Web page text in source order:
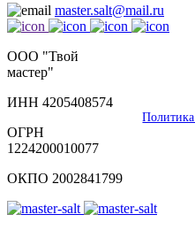
master.salt@mail.ru
ООО "Твой
мастер"
ИНН 4205408574
ОГРН
1224200010077
ОКПО 2002841799